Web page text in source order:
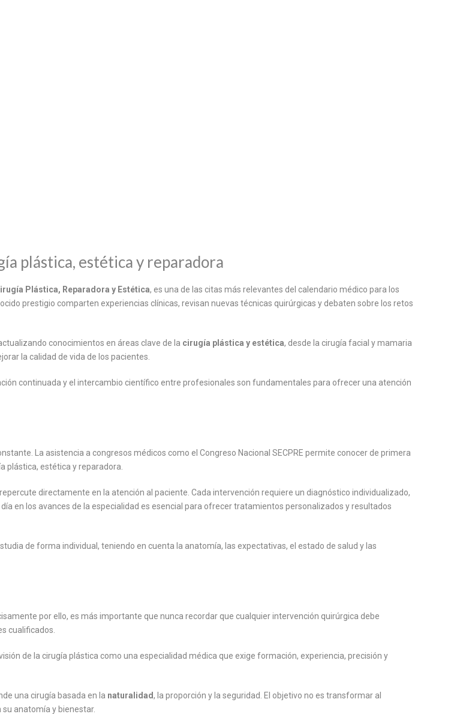
plástica, estética y reparadora
Plástica, Reparadora y Estética, es una de las citas más relevantes del calendario médico para los
prestigio comparten experiencias clínicas, revisan nuevas técnicas quirúrgicas y debaten sobre los retos
conocimientos en áreas clave de la cirugía plástica y estética, desde la cirugía facial y mamaria
la calidad de vida de los pacientes.
continuada y el intercambio científico entre profesionales son fundamentales para ofrecer una atención
La asistencia a congresos médicos como el Congreso Nacional SECPRE permite conocer de primera
plástica, estética y reparadora.
directamente en la atención al paciente. Cada intervención requiere un diagnóstico individualizado,
en los avances de la especialidad es esencial para ofrecer tratamientos personalizados y resultados
de forma individual, teniendo en cuenta la anatomía, las expectativas, el estado de salud y las
por ello, es más importante que nunca recordar que cualquier intervención quirúrgica debe
cualificados.
de la cirugía plástica como una especialidad médica que exige formación, experiencia, precisión y
una cirugía basada en la naturalidad, la proporción y la seguridad. El objetivo no es transformar al
anatomía y bienestar.